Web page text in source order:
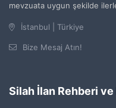
mevzuata uygun şekilde
İstanbul | Türkiye
Bize Mesaj Atın!
Silah İlan Rehberi ve